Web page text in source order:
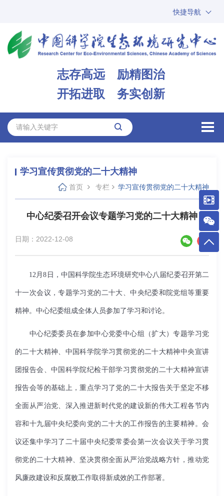
快捷导航
ARP
邮箱
志存高远 励精图治
开拓进取 务实创新
学习宣传贯彻党的二十大精神
首页 专栏 学习宣传贯彻党的二十大精神
中心纪委召开会议专题学习党的二十大精神
日期：2022-12-08
12 月8 日，中国科学院生态环境研究中心八届纪委召开第二
十一次会议，专题学习党的二十大、中央纪委和院党组等重要
精神。中心纪委组成全体人员参加了学习和讨论。
中心纪委委员在参加中心党委中心组（扩大）专题学习党
的二十大精神、中国科学院学习贯彻党的二十大精神中央宣讲
团报告会、中国科学院纪检干部学习贯彻党的二十大精神宣讲
报告会等的基础上，重点学习了党的二十大报告关于坚定不移
全面从严治党、深入推进新时代党的建设新的伟大工程各节内
容和十九届中央纪委向党的二十大的工作报告的主要精神。会
议还集中学习了二十届中央纪委常委会第一次会议关于学习贯
彻党的二十大精神、坚决贯彻全面从严治党战略方针，推动党
风廉政建设和反腐败工作取得新成效的工作部署。